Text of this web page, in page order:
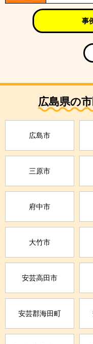
事
広島県の
広島市
三原市
府中市
大竹市
安芸高田市
安芸郡海田町